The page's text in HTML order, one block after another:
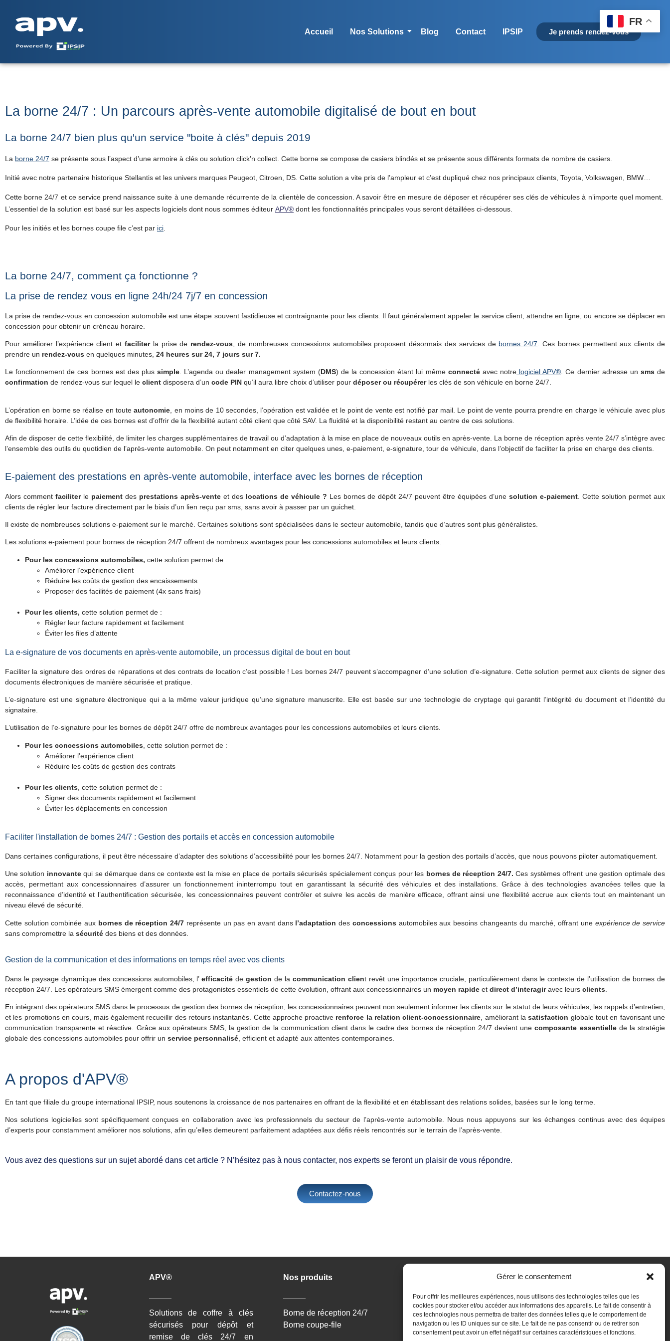
Gérer le consentement
Pour offrir les meilleures expériences, nous utilisons des technologies telles que les
cookies pour stocker et/ou accéder aux informations des appareils. Le fait de consentir à
ces technologies nous permettra de traiter des données telles que le comportement de
navigation ou les ID uniques sur ce site. Le fait de ne pas consentir ou de retirer son
consentement peut avoir un effet négatif sur certaines caractéristiques et fonctions.
Accueil Nos Solutions Blog Contact IPSIP Je prends rendez-vous
La borne 24/7 : Un parcours après-vente automobile digitalisé de bout en bout
La borne 24/7 bien plus qu'un service "boite à clés" depuis 2019
La borne 24/7 se présente sous l’aspect d’une armoire à clés ou solution click’n collect. Cette borne se compose de casiers blindés et se présente sous différents formats de nombre de casiers.
Initié avec notre partenaire historique Stellantis et les univers marques Peugeot, Citroen, DS. Cette solution a vite pris de l’ampleur et c’est dupliqué chez nos principaux clients, Toyota, Volkswagen, BMW…
Cette borne 24/7 et ce service prend naissance suite à une demande récurrente de la clientèle de concession. A savoir être en mesure de déposer et récupérer ses clés de véhicules à n’importe quel moment.
L’essentiel de la solution est basé sur les aspects logiciels dont nous sommes éditeur APV® dont les fonctionnalités principales vous seront détaillées ci-dessous.
Pour les initiés et les bornes coupe file c’est par ici
La borne 24/7, comment ça fonctionne ?
La prise de rendez vous en ligne 24h/24 7j/7 en concession
La prise de rendez-vous en concession automobile est une étape souvent fastidieuse et contraignante pour les clients. Il faut généralement appeler le service client, attendre en ligne, ou encore se déplacer en
concession pour obtenir un créneau horaire.
Pour améliorer l’expérience client etfaciliterla prise de rendez-vous , de nombreuses concessions automobiles proposent désormais des services de bornes 24/7 . Ces bornes permettent aux clients de
prendre un rendez-vous en quelques minutes, 24 heures sur 24, 7 jours sur 7.
Le fonctionnement de ces bornes est des plussimple. L’agenda ou dealer management system (DMS) de la concession étant lui même connectéavec notre logiciel APV®. Ce dernier adresse un smsde
confirmation de rendez-vous sur lequel le client disposera d’un code PIN qu’il aura libre choix d’utiliser pour déposer ou récupérerles clés de son véhicule en borne 24/7.
L’opération en borne se réalise en touteautonomie , en moins de 10 secondes, l’opération est validée et le point de vente est notifié par mail. Le point de vente pourra prendre en charge le véhicule avec plus
de flexibilité horaire. L’idée de ces bornes est d’offrir de la flexibilité autant côté client que côté SAV. La fluidité et la disponibilité restant au centre de ces solutions.
Afin de disposer de cette flexibilité, de limiter les charges supplémentaires de travail ou d’adaptation à la mise en place de nouveaux outils en après-vente. La borne de réception après vente 24/7 s’intègre avec
l’ensemble des outils du quotidien de l’après-vente automobile. On peut notamment en citer quelques unes, e-paiement, e-signature, tour de véhicule, dans l’objectif de faciliter la prise en charge des clients.
E-paiement des prestations en après-vente automobile, interface avec les bornes de réception
Alors comment faciliterle paiementdes prestations après-venteet des locations de véhicule ? Les bornes de dépôt 24/7 peuvent être équipées d’unesolution e-paiement . Cette solution permet aux
clients de régler leur facture directement par le biais d’un lien reçu par sms, sans avoir à passer par un guichet.
Il existe de nombreuses solutions e-paiement sur le marché. Certaines solutions sont spécialisées dans le secteur automobile, tandis que d’autres sont plus généralistes.
Les solutions e-paiement pour bornes de réception 24/7 offrent de nombreux avantages pour les concessions automobiles et leurs clients.
Pour les concessions automobiles, cette solution permet de :
Améliorer l’expérience client
Réduire les coûts de gestion des encaissements
Proposer des facilités de paiement (4x sans frais)
Pour les clients, cette solution permet de :
Régler leur facture rapidement et facilement
Éviter les files d’attente
La e-signature de vos documents en après-vente automobile, un processus digital de bout en bout
Faciliter la signature des ordres de réparations et des contrats de location c’est possible ! Les bornes 24/7 peuvent s’accompagner d’une solution d’e-signature. Cette solution permet aux clients de signer des
documents électroniques de manière sécurisée et pratique.
L’e-signature est une signature électronique qui a la même valeur juridique qu’une signature manuscrite. Elle est basée sur une technologie de cryptage qui garantit l’intégrité du document et l’identité du
signataire.
L’utilisation de l’e-signature pour les bornes de dépôt 24/7 offre de nombreux avantages pour les concessions automobiles et leurs clients.
Pour les concessions automobiles , cette solution permet de :
Améliorer l’expérience client
Réduire les coûts de gestion des contrats
Pour les clients , cette solution permet de :
Signer des documents rapidement et facilement
Éviter les déplacements en concession
Faciliter l'installation de bornes 24/7 : Gestion des portails et accès en concession automobile
Dans certaines configurations, il peut être nécessaire d’adapter des solutions d’accessibilité pour les bornes 24/7. Notamment pour la gestion des portails d’accès, que nous pouvons piloter automatiquement.
Une solution innovantequi se démarque dans ce contexte est la mise en place de portails sécurisés spécialement conçus pour les bornes de réception 24/7. Ces systèmes offrent une gestion optimale des
accès, permettant aux concessionnaires d’assurer un fonctionnement ininterrompu tout en garantissant la sécurité des véhicules et des installations. Grâce à des technologies avancées telles que la
reconnaissance d’identité et l’authentification sécurisée, les concessionnaires peuvent contrôler et suivre les accès de manière efficace, offrant ainsi une flexibilité accrue aux clients tout en maintenant un
niveau élevé de sécurité.
Cette solution combinée aux bornes de réception 24/7 représente un pas en avant dans l’adaptation des concessionsautomobiles aux besoins changeants du marché, offrant une expérience de service
sans compromettre la sécurité des biens et des données.
Gestion de la communication et des informations en temps réel avec vos clients
Dans le paysage dynamique des concessions automobiles, l’efficacité degestion de lacommunication client revêt une importance cruciale, particulièrement dans le contexte de l’utilisation de bornes de
réception 24/7. Les opérateurs SMS émergent comme des protagonistes essentiels de cette évolution, offrant aux concessionnaires un moyen rapide et direct d’interagiravec leurs clients
En intégrant des opérateurs SMS dans le processus de gestion des bornes de réception, les concessionnaires peuvent non seulement informer les clients sur le statut de leurs véhicules, les rappels d’entretien,
et les promotions en cours, mais également recueillir des retours instantanés. Cette approche proactive renforce la relation client-concessionnaire, améliorant lasatisfaction globale tout en favorisant une
communication transparente et réactive. Grâce aux opérateurs SMS, la gestion de la communication client dans le cadre des bornes de réception 24/7 devient unecomposante essentiellede la stratégie
globale des concessions automobiles pour offrir un service personnalisé, efficient et adapté aux attentes contemporaines.
A propos d'APV®
En tant que filiale du groupe international IPSIP, nous soutenons la croissance de nos partenaires en offrant de la flexibilité et en établissant des relations solides, basées sur le long terme.
Nos solutions logicielles sont spécifiquement conçues en collaboration avec les professionnels du secteur de l’après-vente automobile. Nous nous appuyons sur les échanges continus avec des équipes
d’experts pour constamment améliorer nos solutions, afin qu’elles demeurent parfaitement adaptées aux défis réels rencontrés sur le terrain de l’après-vente.
Vous avez des questions sur un sujet abordé dans cet article ? N’hésitez pas à nous contacter, nos experts se feront un plaisir de vous répondre.
Contactez-nous
APV®
Solutions de coffre à clés
sécurisés pour dépôt et
remise de clés 24/7 en
Nos produits
Borne de réception 24/7
Borne coupe-file
Accueil
Contact
Suivez-nous
FR